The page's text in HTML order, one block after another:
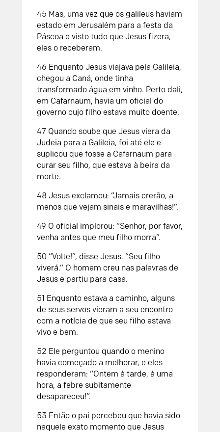
45 Mas, uma vez que os galileus haviam
estado em Jerusalém para a festa da
Páscoa e visto tudo que Jesus fizera,
eles o receberam.
46 Enquanto Jesus viajava pela Galileia,
chegou a Caná, onde tinha
transformado água em vinho. Perto dali,
em Cafarnaum, havia um oficial do
governo cujo filho estava muito doente.
47 Quando soube que Jesus viera da
Judeia para a Galileia, foi até ele e
suplicou que fosse a Cafarnaum para
curar seu filho, que estava à beira da
morte.
48 Jesus exclamou: “Jamais crerão, a
menos que vejam sinais e maravilhas!”.
49 O oficial implorou: “Senhor, por favor,
venha antes que meu filho morra”.
50 “Volte!”, disse Jesus. “Seu filho
viverá.” O homem creu nas palavras de
Jesus e partiu para casa.
51 Enquanto estava a caminho, alguns
de seus servos vieram a seu encontro
com a notícia de que seu filho estava
vivo e bem.
52 Ele perguntou quando o menino
havia começado a melhorar, e eles
responderam: “Ontem à tarde, à uma
hora, a febre subitamente
desapareceu!”.
53 Então o pai percebeu que havia sido
naquele exato momento que Jesus